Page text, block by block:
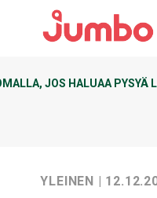
JOS HALUAA PYSYÄ
YLEINEN |